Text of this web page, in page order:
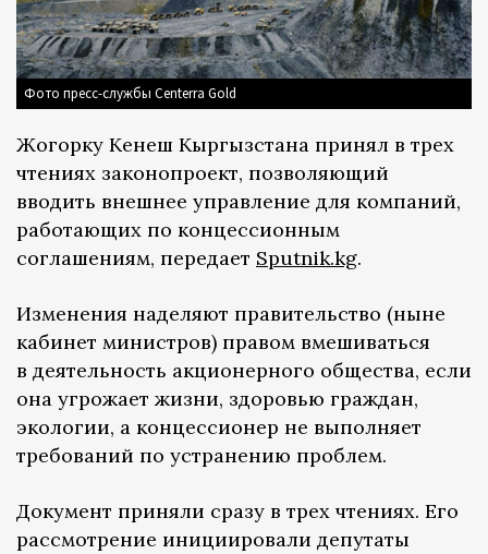
Фото пресс-службы Centerra Gold
Жогорку Кенеш Кыргызстана принял в трех
чтениях законопроект, позволяющий
вводить внешнее управление для компаний,
работающих по концессионным
соглашениям, передает Sputnik.kg.
Изменения наделяют правительство (ныне
кабинет министров) правом вмешиваться
в деятельность акционерного общества, если
она угрожает жизни, здоровью граждан,
экологии, а концессионер не выполняет
требований по устранению проблем.
Документ приняли сразу в трех чтениях. Его
рассмотрение инициировали депутаты